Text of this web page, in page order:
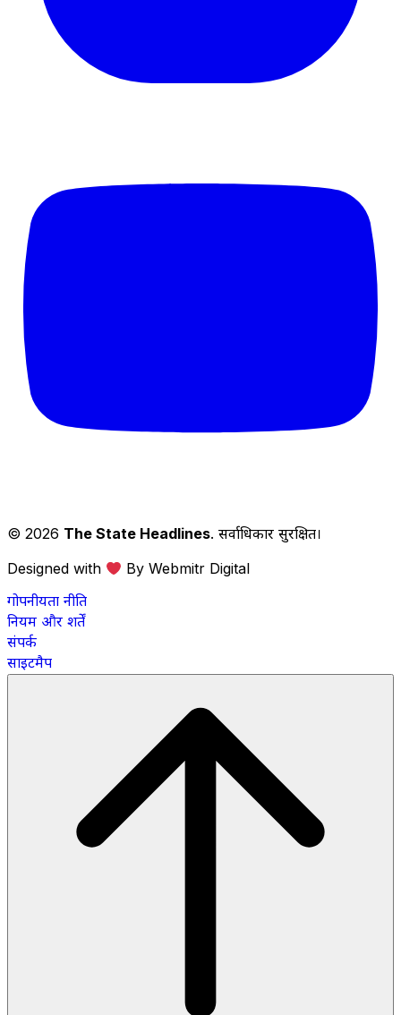
© 2026 The State Headlines. सर्वाधिकार सुरक्षित।
Designed with
By Webmitr Digital
गोपनीयता नीति
नियम और शर्तें
संपर्क
साइटमैप